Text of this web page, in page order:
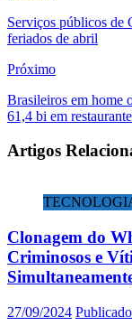
Serviços públicos de
feriados de abril
Próximo
Brasileiros em home
61,4 bi em
Artigos
Clonagem do
Criminosos e
27/09/2024